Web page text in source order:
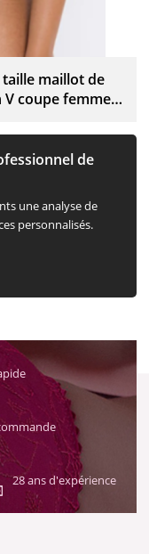
maillot de
coupe femmes
de
une analyse de
personnalisés.
28 ans d'expérience